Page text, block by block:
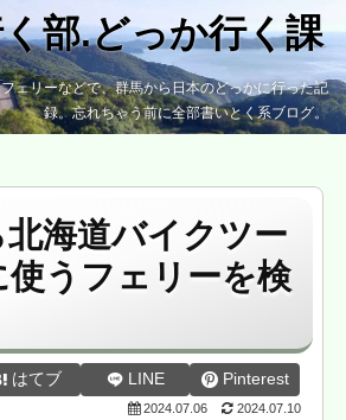
部.どっか行く課
ェリーなどで、群馬から日本のどっかに行った記
録。忘れちゃう前に全部書いとく系ブログ。
北海道バイクツー
使うフェリーを検
はてブ LINE Pinterest
2024.07.06 2024.07.10